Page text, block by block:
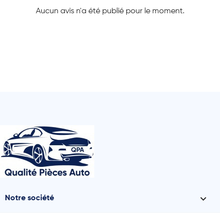
Aucun avis n'a été publié pour le moment.
Notre société 